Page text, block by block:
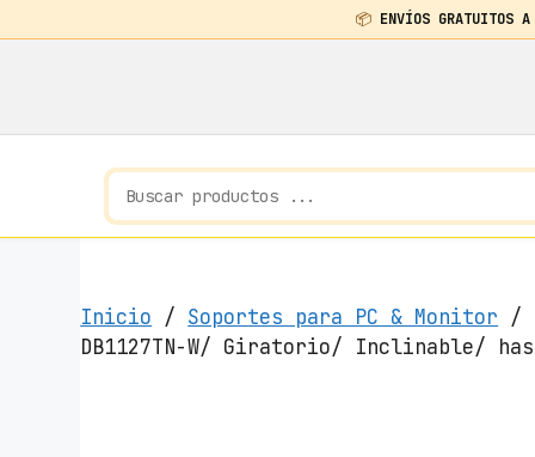
📦 ENVÍOS GRATUITOS
Inicio / Soportes para PC & Monitor /
DB1127TN-W/ Giratorio/ Inclinable/